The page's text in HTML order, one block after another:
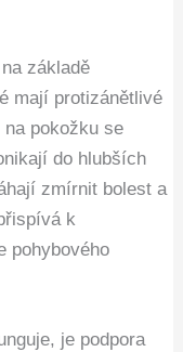
základě
mají protizánětlivé
pokožku se
do hlubších
zmírnit bolest a
k
pohybového
je podpora